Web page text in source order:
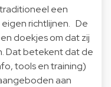
een
richtlijnen. De
doekjes om dat zij
Dat betekent dat de
tools en training)
aan